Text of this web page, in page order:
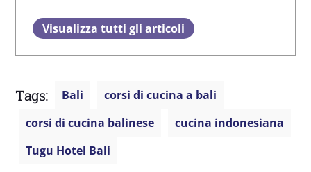
Visualizza tutti gli articoli
Tags: Bali
corsi di cucina a bali
corsi di cucina balinese
cucina indonesiana
Tugu Hotel Bali